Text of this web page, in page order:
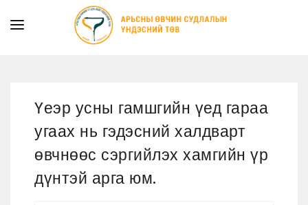
ХУУЛЬ ЭРХ ЗҮЙ
МЭДЭЭ
Үеэр усны гамшгийн үед гараа
угаах нь гэдэсний халдварт
өвчнөөс сэргийлэх хамгийн үр
дүнтэй арга юм.